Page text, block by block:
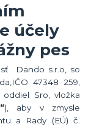
účely
pes
Dando s.r.o, so
47348 259,
Sro, vložka
), aby v zmysle
a Rady (EÚ) č.